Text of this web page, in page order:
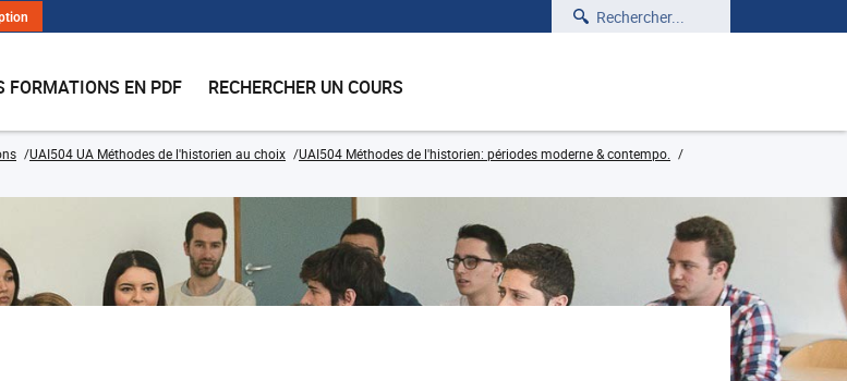
Rechercher
FORMATIONS EN PDF RECHERCHER UN COURS
UAI504 UA Méthodes de l'historien au choix
UAI504 Méthodes de l'historien: périodes moderne & contempo.